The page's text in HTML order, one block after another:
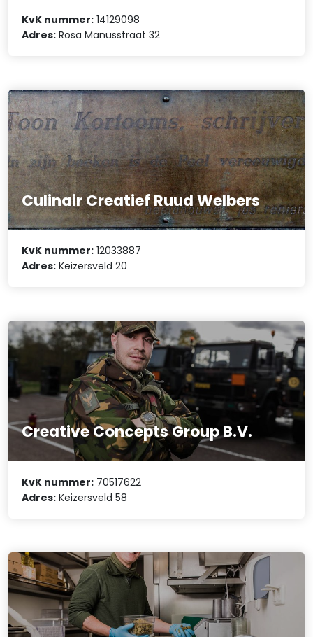
KvK nummer: 14129098
Adres: Rosa Manusstraat 32
Culinair Creatief Ruud Welbers
KvK nummer: 12033887
Adres: Keizersveld 20
Creative Concepts Group B.V.
KvK nummer: 70517622
Adres: Keizersveld 58